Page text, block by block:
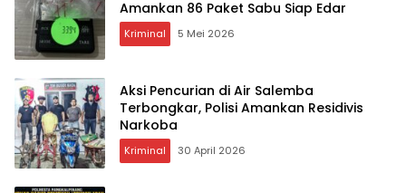
Amankan 86 Paket Sabu Siap Edar
Kriminal 5 Mei 2026
Aksi Pencurian di Air Salemba
Terbongkar, Polisi Amankan Residivis
Narkoba
Kriminal 30 April 2026